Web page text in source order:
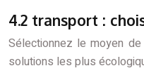
4.2 transport :
Sélectionnez le moyen
solutions les plus